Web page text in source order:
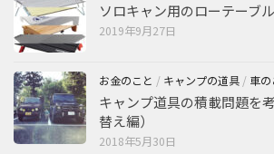
ソロキャン用のローテーブ
2019年9月27日
お金のこと / キャンプの道具 / 車の
キャンプ道具の積載問題を
替え編）
2018年5月30日